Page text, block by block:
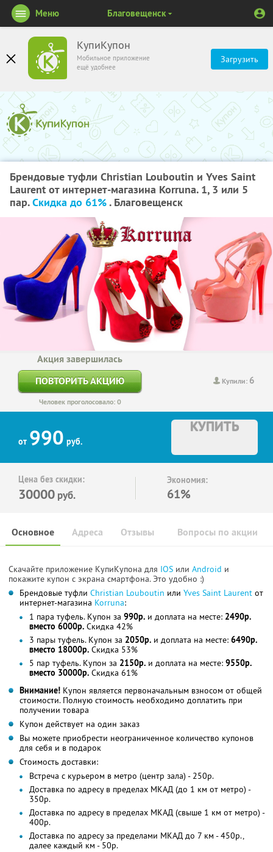
КупиКупон
Мобильное приложение
ещё удобнее
Загрузить
Меню Благовещенск
Брендовые туфли Christian Louboutin и Yves Saint
Laurent от интернет-магазина Korruna. 1, 3 или 5
пар.Скидка до 61%. Благовещенск
Купили: 6
Акция завершилась
ПОВТОРИТЬ АКЦИЮ
Человек проголосовало: 0
от 990 руб.
КУПИТЬ
Цена без скидки:
30000 руб.
Экономия:
61%
Основное Отзывы Вопросы по акции
Адреса
Скачайте приложение КупиКупона для IOS или Android и
покажите купон с экрана смартфона. Это удобно :)
Брендовые туфли Christian Louboutin или Yves Saint Laurent от
интернет-магазина Korruna:
1 пара туфель. Купон за 990р. и доплата на месте: 2490р.
вместо 6000р. Скидка 42%
3 пары туфель. Купон за 2050р. и доплата на месте: 6490р.
вместо 18000р. Скидка 53%
5 пар туфель. Купон за 2150р. и доплата на месте: 9550р.
вместо 30000р. Скидка 61%
Внимание! Купон является первоначальным взносом от общей
стоимости. Полную стоимость необходимо доплатить при
получении товара
Купон действует на один заказ
Вы можете приобрести неограниченное количество купонов
для себя и в подарок
Стоимость доставки:
Встреча с курьером в метро (центр зала) - 250р.
Доставка по адресу в пределах МКАД (до 1 км от метро) -
350р.
Доставка по адресу в пределах МКАД (свыше 1 км от метро) -
400р.
Доставка по адресу за пределами МКАД до 7 км - 450р.,
далее каждый км - 50р.